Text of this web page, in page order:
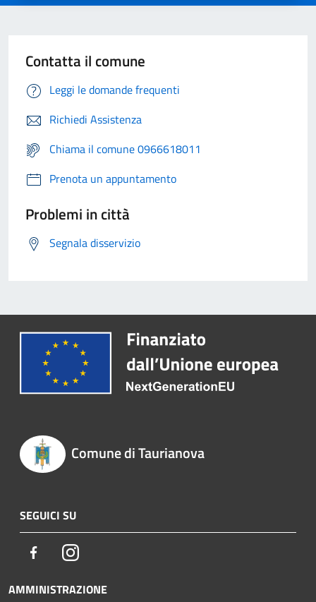
Contatta il comune
Leggi le domande frequenti
Richiedi Assistenza
Chiama il comune 0966618011
Prenota un appuntamento
Problemi in città
Segnala disservizio
Comune di Taurianova
SEGUICI SU
FacebookInstagram
AMMINISTRAZIONE